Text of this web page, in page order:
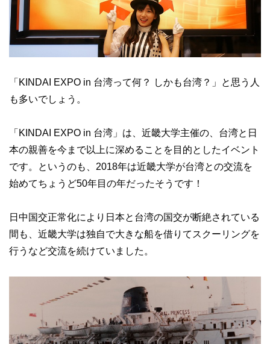
「KINDAI EXPO in 台湾って何？ しかも台湾？」と思う人
も多いでしょう。
「KINDAI EXPO in 台湾」は、近畿大学主催の、台湾と日
本の親善を今まで以上に深めることを目的としたイベント
です。というのも、2018年は近畿大学が台湾との交流を
始めてちょうど50年目の年だったそうです！
日中国交正常化により日本と台湾の国交が断絶されている
間も、近畿大学は独自で大きな船を借りてスクーリングを
行うなど交流を続けていました。